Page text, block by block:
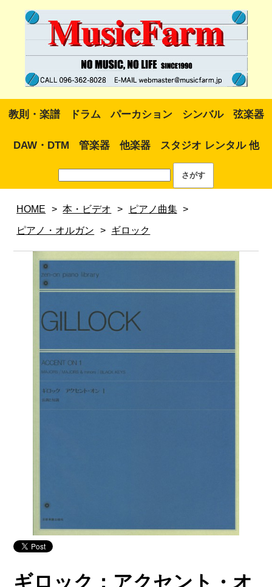
教則・楽譜 ドラム パーカション シンバル 弦楽器
DAW・DTM 管楽器 他楽器 スタジオ レンタル 他
HOME > 本・ビデオ > ピアノ曲集 >
ピアノ・オルガン > ギロック
ギロック：アクセント・オ